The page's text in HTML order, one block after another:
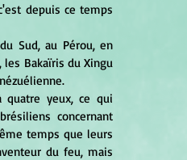
depuis ce temps
les Bakaïris du Xingu
concernant
temps que leurs
du feu, mais